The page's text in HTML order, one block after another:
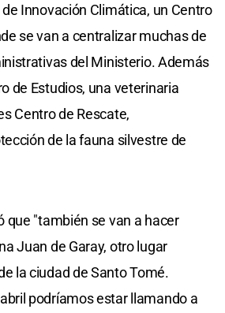
Innovación Climática, un Centro
se van a centralizar muchas de
del Ministerio. Además
de Estudios, una veterinaria
Centro de Rescate,
de la fauna silvestre de
que "también se van a hacer
Juan de Garay, otro lugar
la ciudad de Santo Tomé.
podríamos estar llamando a